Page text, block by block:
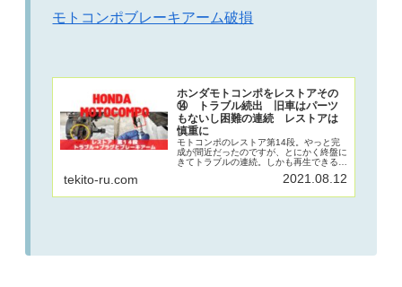
モトコンポブレーキアーム破損
ホンダモトコンポをレストアその
⑭ トラブル続出 旧車はパーツ
もないし困難の連続 レストアは
慎重に
モトコンポのレストア第14段。やっと完
成が間近だったのですが、とにかく終盤に
きてトラブルの連続。しかも再生できるな
を見つけられないしお手上げ状態。失敗す
tekito-ru.com 2021.08.12